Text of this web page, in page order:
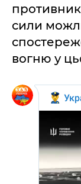
сили
вогню у